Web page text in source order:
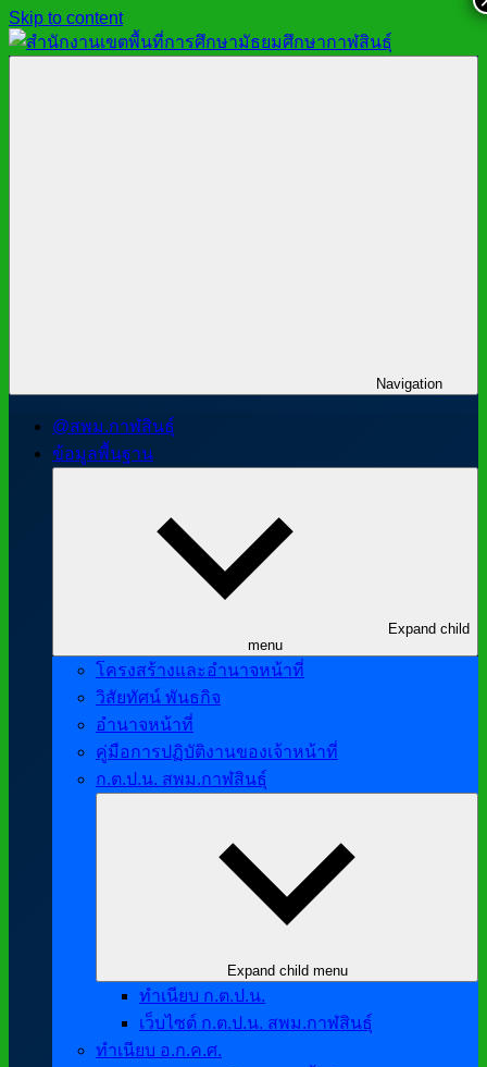
Skip to content
Navigation
@สพม.กาฬสินธุ์
ข้อมูลพื้นฐาน
Expand child
menu
โครงสร้างและอำนาจหน้าที่
วิสัยทัศน์ พันธกิจ
อำนาจหน้าที่
คู่มือการปฏิบัติงานของเจ้าหน้าที่
ก.ต.ป.น. สพม.กาฬสินธุ์
Expand child menu
ทำเนียบ ก.ต.ป.น.
เว็บไซต์ ก.ต.ป.น. สพม.กาฬสินธุ์
ทำเนียบ อ.ก.ค.ศ.